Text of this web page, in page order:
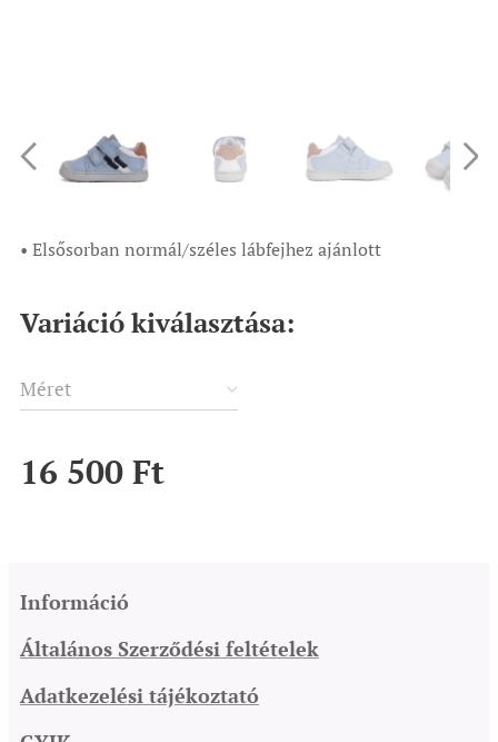
• Elsősorban normál/széles lábfejhez ajánlott
Variáció kiválasztása:
Méret
16 500 Ft
Információ
Általános Szerződési feltételek
Adatkezelési tájékoztató